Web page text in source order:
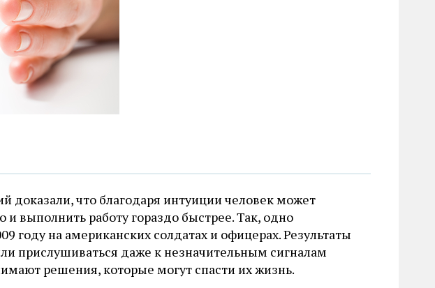
доказали, что благодаря интуиции человек может
выполнить работу гораздо быстрее. Так, одно
году на американских солдатах и офицерах. Результаты
прислушиваться даже к незначительным сигналам
решения, которые могут спасти их жизнь.